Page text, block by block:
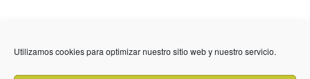
Utilizamos cookies para optimizar nuestro sitio web y nuestro servicio.
636 01 61 85
Fuente Palmera